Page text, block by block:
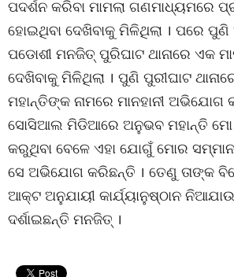
ପଦର୍ଶନ କରିବା ମାମଲା ଗଣମାଧ୍ୟମରେ
ହୋଇଥିବା ଦେଖିବାକୁ ମିଳିଥିଲା । ପରେ
ପଡୋଶୀ ମନଜିତ୍ ପୁରିଘାଟ ଥାନାରେ ଏକ
ଦେଖିବାକୁ ମିଳିଥିଲା । ପୁଣି ପୁରୀଘାଟ
ମହାନ୍ତିଙ୍କ ନାମରେ ମାନହାନୀ ଅଭିଯୋଗ
ସୋସିଆଲ ମିଡିଆରେ ଅନୁଭବ ମହାନ୍ତି ମୋ
କରୁଥିବା ବେଳେ ଏହା ଯୋଗୁଁ ମୋର
ସେ ଅଭିଯୋଗ କରିଛନ୍ତି । ତେଣୁ ତାଙ୍କ
ଆକ୍ଟ ଅନୁଯାୟୀ କାର୍ଯ୍ୟାନୁଷ୍ଠାନ
ଦର୍ଶାଇଛନ୍ତି ମନଜିତ୍ ।